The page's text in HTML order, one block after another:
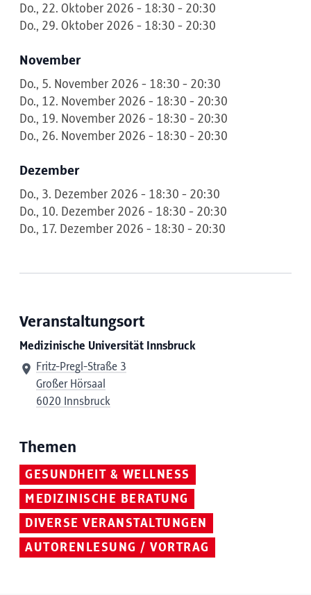
Do., 22. Oktober 2026 - 18:30 - 20:30
Do., 29. Oktober 2026 - 18:30 - 20:30
November
Do., 5. November 2026 - 18:30 - 20:30
Do., 12. November 2026 - 18:30 - 20:30
Do., 19. November 2026 - 18:30 - 20:30
Do., 26. November 2026 - 18:30 - 20:30
Dezember
Do., 3. Dezember 2026 - 18:30 - 20:30
Do., 10. Dezember 2026 - 18:30 - 20:30
Do., 17. Dezember 2026 - 18:30 - 20:30
Veranstaltungsort
Medizinische Universität Innsbruck
Fritz-Pregl-Straße 3
Großer Hörsaal
6020 Innsbruck
Themen
GESUNDHEIT & WELLNESS
MEDIZINISCHE BERATUNG
DIVERSE VERANSTALTUNGEN
AUTORENLESUNG / VORTRAG